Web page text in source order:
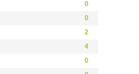
0
0
2
4
0